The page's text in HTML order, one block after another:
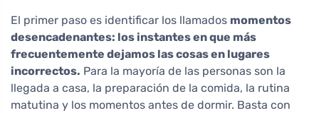
El primer paso es identificar los llamados momentos
desencadenantes: los instantes en que más
frecuentemente dejamos las cosas en lugares
incorrectos. Para la mayoría de las personas son la
llegada a casa, la preparación de la comida, la rutina
matutina y los momentos antes de dormir. Basta con